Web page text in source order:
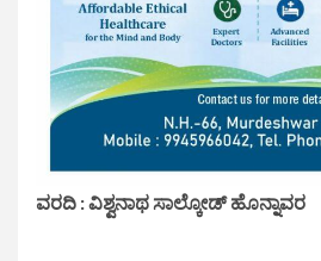
ವರದಿ : ವಿಶ್ವನಾಥ ಸಾಲ್ಕೋಡ್ ಹೊನ್ನಾವರ